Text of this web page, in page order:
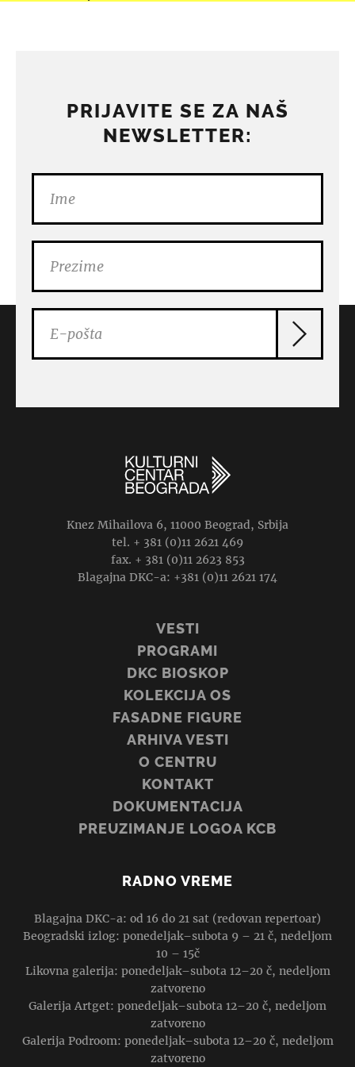
PRIJAVITE SE ZA NAŠ
NEWSLETTER:
Knez Mihailova 6, 11000 Beograd, Srbija
tel. + 381 (0)11 2621 469
fax. + 381 (0)11 2623 853
Blagajna DKC-a: +381 (0)11 2621 174
VESTI
PROGRAMI
DKC BIOSKOP
KOLEKCIJA OS
FASADNE FIGURE
ARHIVA VESTI
O CENTRU
KONTAKT
DOKUMENTACIJA
PREUZIMANJE LOGOA KCB
RADNO VREME
Blagajna DKC-a: od 16 do 21 sat (redovan repertoar)
Beogradski izlog: ponedeljak–subota 9 – 21 č, nedeljom
10 – 15č
Likovna galerija: ponedeljak–subota 12–20 č, nedeljom
zatvoreno
Galerija Artget: ponedeljak–subota 12–20 č, nedeljom
zatvoreno
Galerija Podroom: ponedeljak–subota 12–20 č, nedeljom
zatvoreno